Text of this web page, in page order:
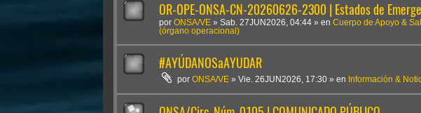
OR-OPE-ONSA-CN-20260626-2300 | Estados de
por ONSA/VE » Sab. 27JUN2026, 04:44 » en Cuerpo de Apoyo &
(órgano operacional)
#AYÚDANOSaAYUDAR
porONSA/VE »Vie. 26JUN2026, 17:30 » en Información &